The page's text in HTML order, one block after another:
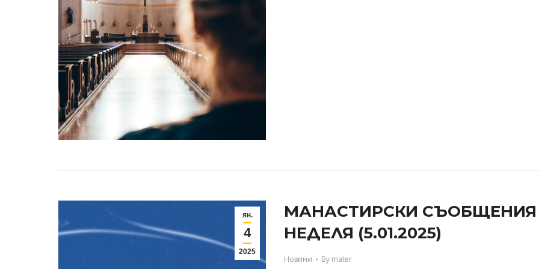
ян.
4
2025
МАНАСТИРСКИ СЪОБЩЕНИЯ
НЕДЕЛЯ (5.01.2025)
Новини By mater